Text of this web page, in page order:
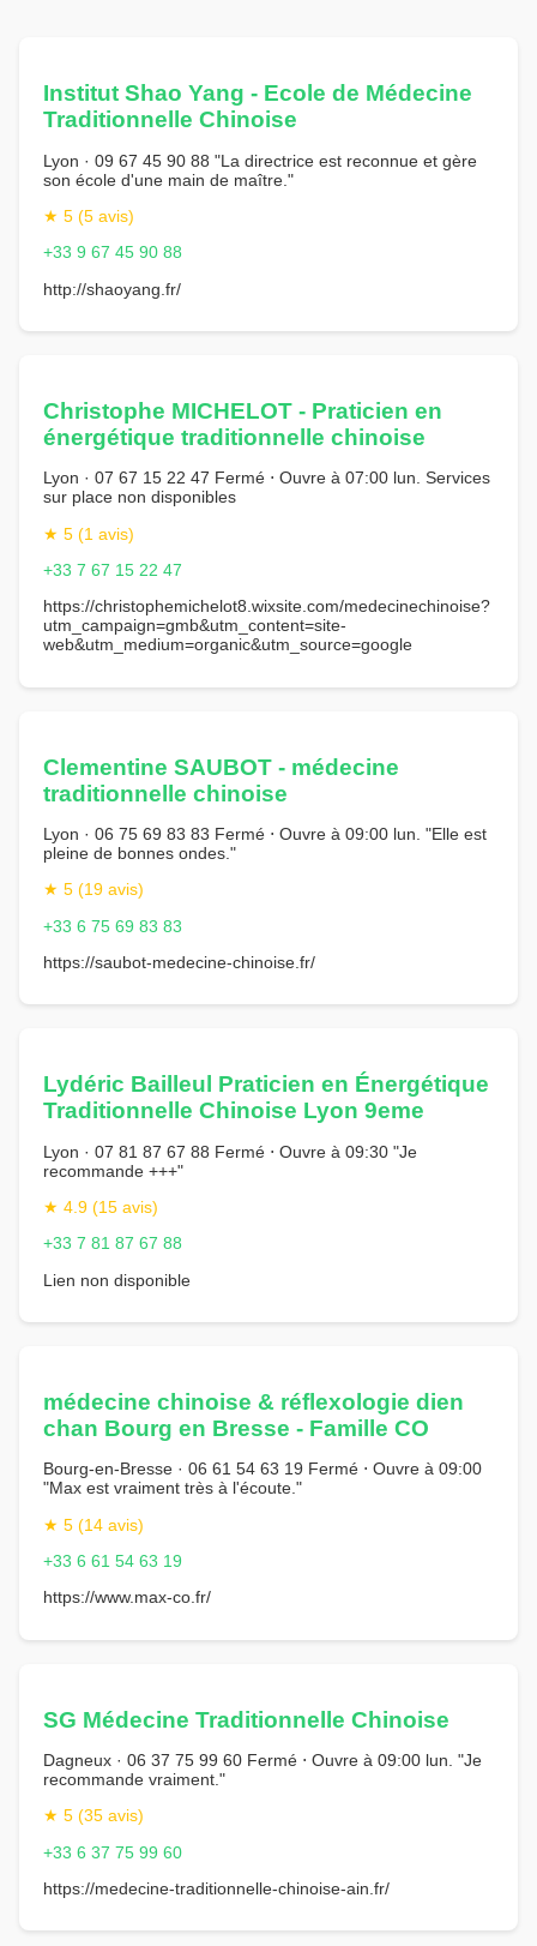
Institut Shao Yang - Ecole de Médecine
Traditionnelle Chinoise
Lyon · 09 67 45 90 88 "La directrice est reconnue et gère
son école d'une main de maître."
★ 5 (5 avis)
+33 9 67 45 90 88
http://shaoyang.fr/
Christophe MICHELOT - Praticien en
énergétique traditionnelle chinoise
Lyon · 07 67 15 22 47 Fermé ⋅ Ouvre à 07:00 lun. Services
sur place non disponibles
★ 5 (1 avis)
+33 7 67 15 22 47
https://christophemichelot8.wixsite.com/medecinechinoise?
utm_campaign=gmb&utm_content=site-
web&utm_medium=organic&utm_source=google
Clementine SAUBOT - médecine
traditionnelle chinoise
Lyon · 06 75 69 83 83 Fermé ⋅ Ouvre à 09:00 lun. "Elle est
pleine de bonnes ondes."
★ 5 (19 avis)
+33 6 75 69 83 83
https://saubot-medecine-chinoise.fr/
Lydéric Bailleul Praticien en Énergétique
Traditionnelle Chinoise Lyon 9eme
Lyon · 07 81 87 67 88 Fermé ⋅ Ouvre à 09:30 "Je
recommande +++"
★ 4.9 (15 avis)
+33 7 81 87 67 88
Lien non disponible
médecine chinoise & réflexologie dien
chan Bourg en Bresse - Famille CO
Bourg-en-Bresse · 06 61 54 63 19 Fermé ⋅ Ouvre à 09:00
"Max est vraiment très à l'écoute."
★ 5 (14 avis)
+33 6 61 54 63 19
https://www.max-co.fr/
SG Médecine Traditionnelle Chinoise
Dagneux · 06 37 75 99 60 Fermé ⋅ Ouvre à 09:00 lun. "Je
recommande vraiment."
★ 5 (35 avis)
+33 6 37 75 99 60
https://medecine-traditionnelle-chinoise-ain.fr/